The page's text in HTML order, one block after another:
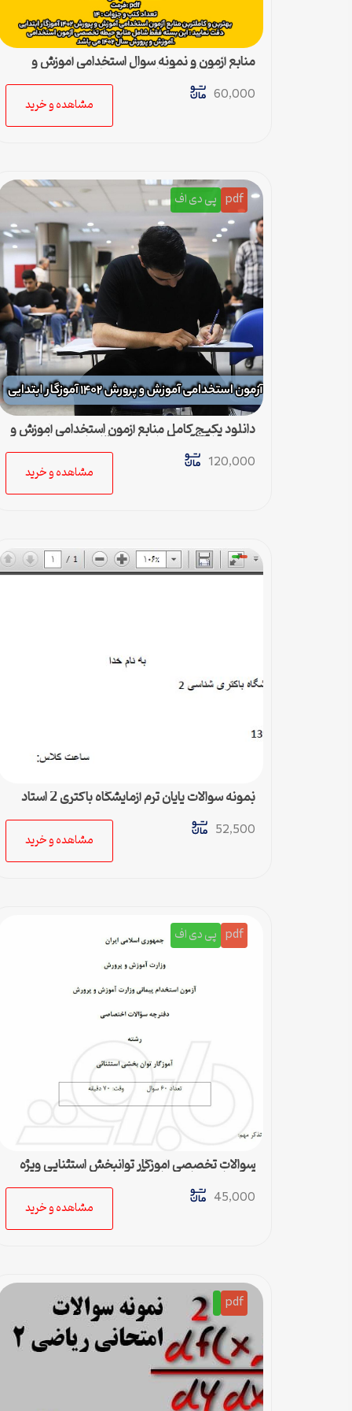
منابع آزمون و نمونه سوال استخدامی آموزش و
پرورش ۱۴۰۲ آموزگار ابتدایی حیطه تخصصی
60,000
مشاهده و خرید
pdf پی دی اف
دانلود پکیج کامل منابع آزمون استخدامی آموزش و
پرورش ۱۴۰۲ آموزگار ابتدایی (۳۲ جلد کتاب)
120,000
مشاهده و خرید
نمونه سوالات پایان ترم آزمایشگاه باکتری 2 استاد
فرزانه خدایی
52,500
مشاهده و خرید
pdf پی دی اف
سوالات تخصصی آموزگار توانبخش استثنایی ویژه
آزمون استخدامی وزارت آموزش و پرورش
45,000
مشاهده و خرید
pdf